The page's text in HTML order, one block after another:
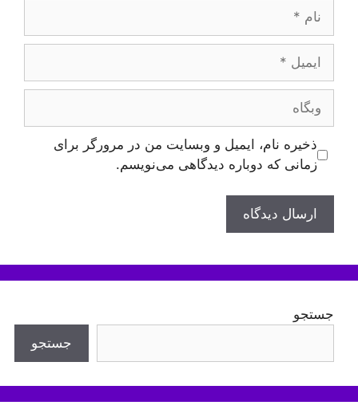
ایمیل
وبگاه
ذخیره نام، ایمیل و وبسایت من در مرورگر برای
زمانی که دوباره دیدگاهی می‌نویسم.
جستجو
جستجو